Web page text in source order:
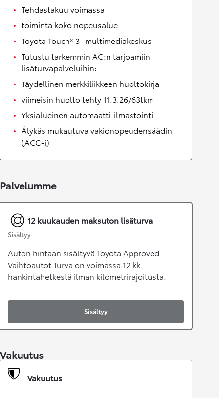
Tehdastakuu voimassa
toiminta koko nopeusalue
Toyota Touch® 3 -multimediakeskus
Tutustu tarkemmin AC:n tarjoamiin
lisäturvapalveluihin:
Täydellinen merkkiliikkeen huoltokirja
viimeisin huolto tehty 11.3.26/63tkm
Yksialueinen automaatti-ilmastointi
Älykäs mukautuva vakionopeudensäädin
(ACC-i)
Palvelumme
12 kuukauden maksuton lisäturva
Sisältyy
Auton hintaan sisältyvä Toyota Approved
Vaihtoautot Turva on voimassa 12 kk
hankintahetkestä ilman kilometrirajoitusta.
Sisältyy
Vakuutus
Vakuutus